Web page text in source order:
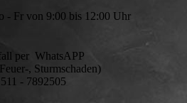
- Fr von 9:00 bis 12:00 Uhr
per WhatsAPP
, Sturmschaden)
- 7892505